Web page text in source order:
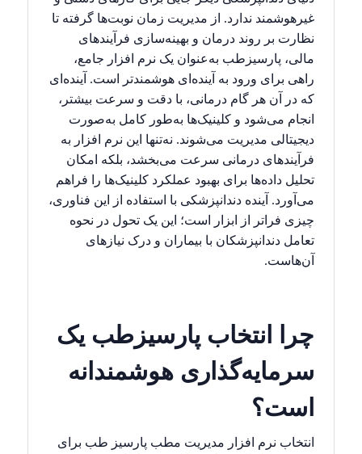
غیرهوشمند ندارد. از مدیریت زمان نوبت‌ها گرفته تا
نظارت بر روند درمان و بهینه‌سازی فرآیندهای
مالی، پارسیزطب به‌عنوان یک نرم افزار جامع،
راهی برای ورود به آینده‌ای هوشمندتر است. آینده‌ای
که در آن هر گام درمانی، با دقت و سرعت بیشتر،
انجام می‌شود و کلینیک‌ها به‌طور کامل به‌صورت
دیجیتالی مدیریت می‌شوند. نه‌تنها این نرم افزار به
فرآیندهای درمانی سرعت می‌بخشد، بلکه امکان
تحلیل داده‌ها برای بهبود عملکرد کلینیک‌ها را فراهم
می‌آورد. آینده دندانپزشکی با استفاده از این فناوری،
چیزی فراتر از ابزار است؛ این یک تحول در نحوه
تعامل دندانپزشکان با بیماران و درک نیازهای
آن‌هاست.
چرا انتخاب پارسیزطب یک
سرمایه‌گذاری هوشمندانه
است؟
انتخاب نرم افزار مدیریت مطب پارسیز طب برای